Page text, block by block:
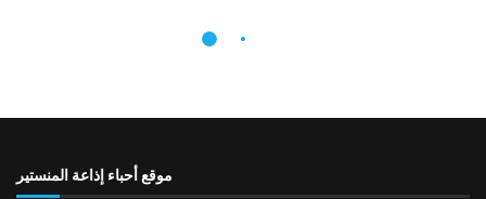
موقع أحباء إذاعة المنستير